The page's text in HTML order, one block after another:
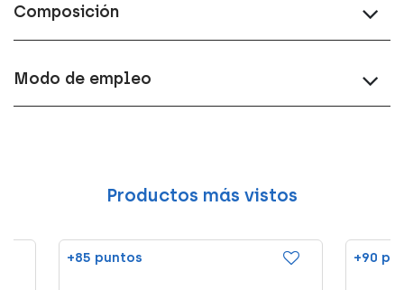
Composición
Modo de empleo
Productos más vistos
+85 puntos +90